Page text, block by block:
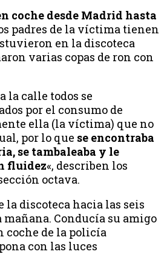
coche desde Madrid hasta
padres de la víctima tienen
en la discoteca
varias copas de ron con
la calle todos se
por el consumo de
ella (la víctima) que no
por lo que se encontraba
se tambaleaba y le
fluidez«, describen los
octava.
la discoteca hacia las seis
mañana. Conducía su amigo
coche de la policía
con las luces